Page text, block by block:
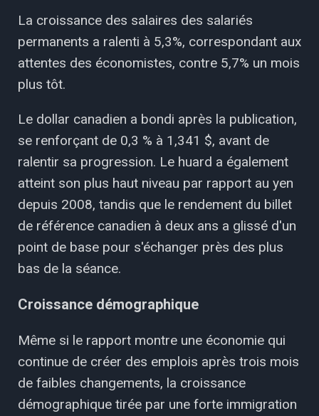
La croissance des salaires des salariés
permanents a ralenti à 5,3%, correspondant aux
attentes des économistes, contre 5,7% un mois
plus tôt.
Le dollar canadien a bondi après la publication,
se renforçant de 0,3 % à 1,341 $, avant de
ralentir sa progression. Le huard a également
atteint son plus haut niveau par rapport au yen
depuis 2008, tandis que le rendement du billet
de référence canadien à deux ans a glissé d'un
point de base pour s'échanger près des plus
bas de la séance.
Croissance démographique
Même si le rapport montre une économie qui
continue de créer des emplois après trois mois
de faibles changements, la croissance
démographique tirée par une forte immigration